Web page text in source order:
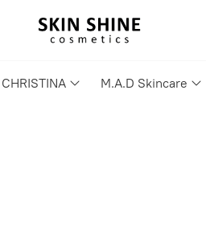
CHRISTINA M.A.D Skincare